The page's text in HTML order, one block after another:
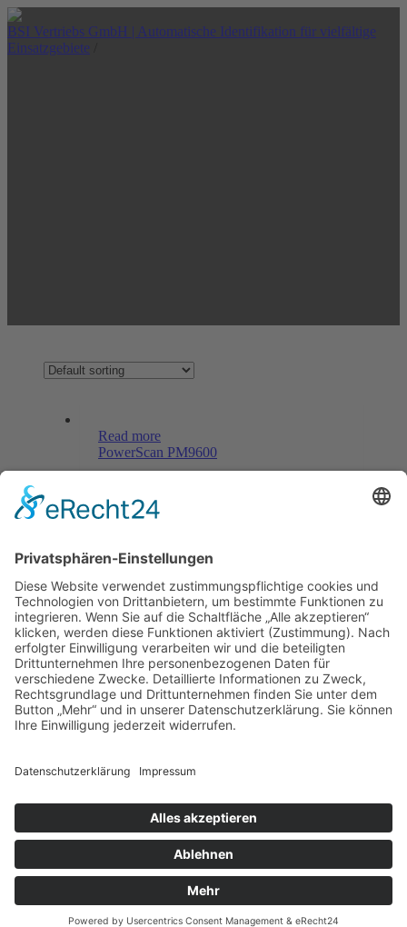
BSI Vertriebs GmbH | Automatische Identifikation für vielfältige
Einsatzgebiete
Read more
PowerScan PM9600
Menü
Home
Kontakt
AGB
Datenschutzerklärung
Impressum
Anschrift
BSI Vertriebs GmbH
Telefax: 004961521873727
E-Mail: info@bsivertrieb.de